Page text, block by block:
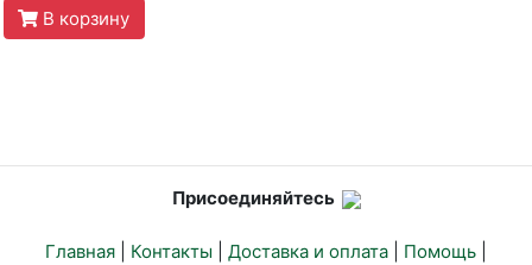
В корзину
Присоединяйтесь
Главная Контакты Доставка и оплата Помощь